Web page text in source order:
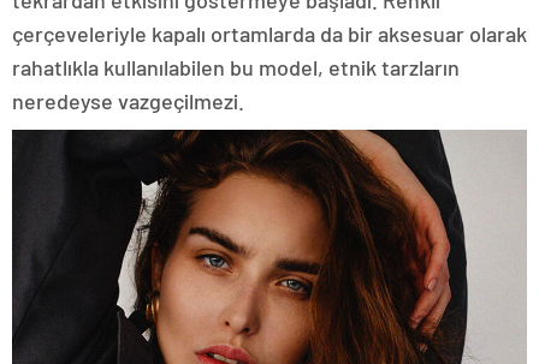
çerçeveleriyle kapalı ortamlarda da bir aksesuar olarak
rahatlıkla kullanılabilen bu model, etnik tarzların
neredeyse vazgeçilmezi.